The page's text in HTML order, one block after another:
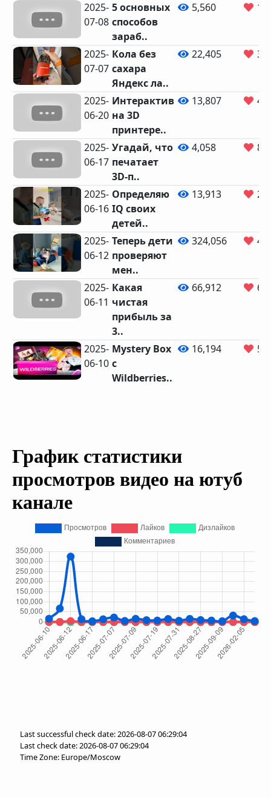
2025-
07-08
5 основных
способов
зараб..
5,560
2025-
07-07
Кола без
сахара
Яндекс ла..
22,405
2025-
06-20
Интерактив
на 3D
принтере..
13,807
2025-
06-17
Угадай, что
печатает
3D-п..
4,058 86
2025-
06-16
Определяю
IQ своих
детей..
13,913
2025-
06-12
Теперь дети
проверяют
мен..
324,056
2025-
06-11
Какая
чистая
прибыль за
3..
66,912
2025-
06-10
Mystery Box
с
Wildberries..
16,194
График статистики
просмотров видео на ютуб
канале
Last successful check date: 2026-08-07 06:29:04
Last check date: 2026-08-07 06:29:04
Time Zone: Europe/Moscow